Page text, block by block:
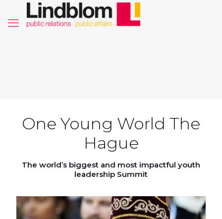
One Young World The
Hague
The world’s biggest and most impactful youth
leadership Summit